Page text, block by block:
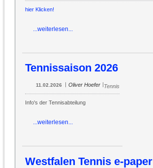
hier Klicken!
...weiterlesen...
Tennissaison 2026
11.02.2026 Oliver Hoefer Tennis
Info's der Tennisabteilung
...weiterlesen...
Westfalen Tennis e-paper